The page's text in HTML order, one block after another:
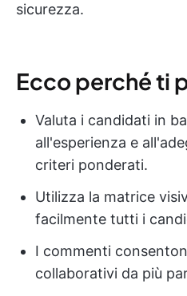
sicurezza.
Ecco perché ti
Valuta i candidati in
all'esperienza e
criteri ponderati.
Utilizza la matrice
facilmente tutti i
I commenti
collaborativi da più